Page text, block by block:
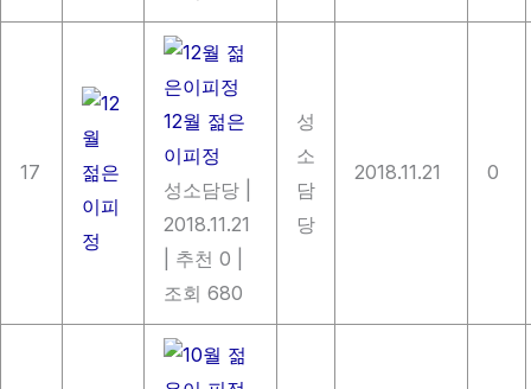
17
12월 젊은
이피정
성소담당
2018.11.21
추천 0
조회 680
성
소
담
당
2018.11.21 0